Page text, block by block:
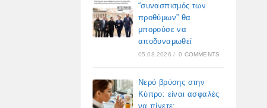
“συνασπισμός των
προθύμων” θα
μπορούσε να
αποδυναμωθεί
05.08.2026 / 0 COMMENTS
Νερό βρύσης στην
Κύπρο: είναι ασφαλές
να πίνετε;